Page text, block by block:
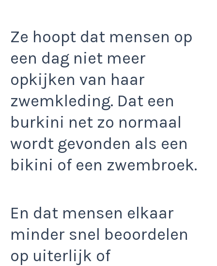
Ze hoopt dat mensen op
een dag niet meer
opkijken van haar
zwemkleding. Dat een
burkini net zo normaal
wordt gevonden als een
bikini of een zwembroek.
En dat mensen elkaar
minder snel beoordelen
op uiterlijk of